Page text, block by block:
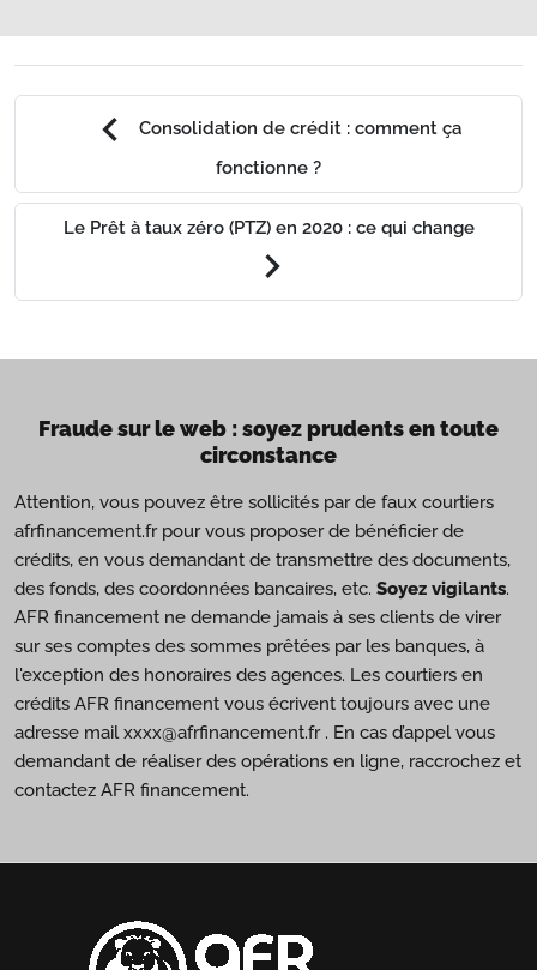
chevron_left
Consolidation de crédit : comment ça
fonctionne ?
Le Prêt à taux zéro (PTZ) en 2020 : ce qui change
chevron_right
Fraude sur le web : soyez prudents en toute
circonstance
Attention, vous pouvez être sollicités par de faux courtiers
afrfinancement.fr pour vous proposer de bénéficier de
crédits, en vous demandant de transmettre des documents,
des fonds, des coordonnées bancaires, etc. Soyez vigilants.
AFR financement ne demande jamais à ses clients de virer
sur ses comptes des sommes prêtées par les banques, à
l'exception des honoraires des agences. Les courtiers en
crédits AFR financement vous écrivent toujours avec une
adresse mail xxxx@afrfinancement.fr . En cas d’appel vous
demandant de réaliser des opérations en ligne, raccrochez et
contactez AFR financement.